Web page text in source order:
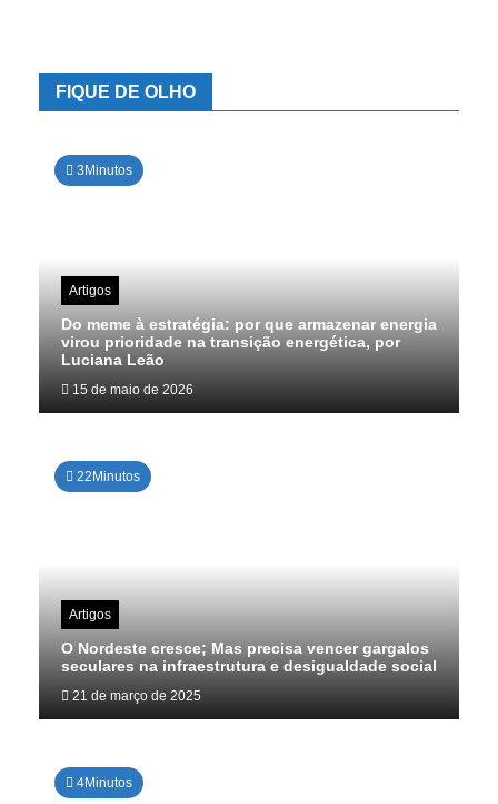
FIQUE DE OLHO
3Minutos
Artigos
Do meme à estratégia: por que armazenar energia
virou prioridade na transição energética, por
Luciana Leão
15 de maio de 2026
22Minutos
Artigos
O Nordeste cresce; Mas precisa vencer gargalos
seculares na infraestrutura e desigualdade social
21 de março de 2025
4Minutos